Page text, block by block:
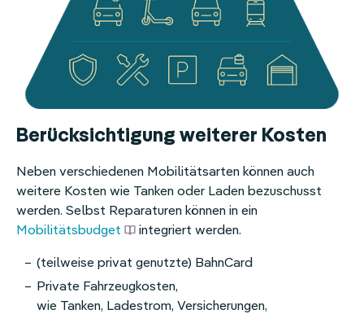
Berücksichtigung weiterer Kosten
Neben verschiedenen Mobilitätsarten können auch
weitere Kosten wie Tanken oder Laden bezuschusst
werden. Selbst Reparaturen können in ein
Mobilitätsbudget
integriert werden.
(teilweise privat genutzte) BahnCard
Private Fahrzeugkosten,
wie Tanken, Ladestrom, Versicherungen,